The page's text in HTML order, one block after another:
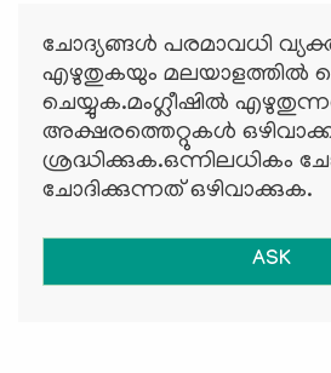
ചോദ്യങ്ങള്‍ പരമാവധി
എഴുതുകയും മലയാളത്തില്‍
ചെയ്യുക.മംഗ്ലീഷില്‍
അക്ഷരത്തെറ്റുകള്‍
ശ്രദ്ധിക്കുക.ഒന്നിലധികം
ചോദിക്കുന്നത് ഒഴിവാക്കുക.
ASK